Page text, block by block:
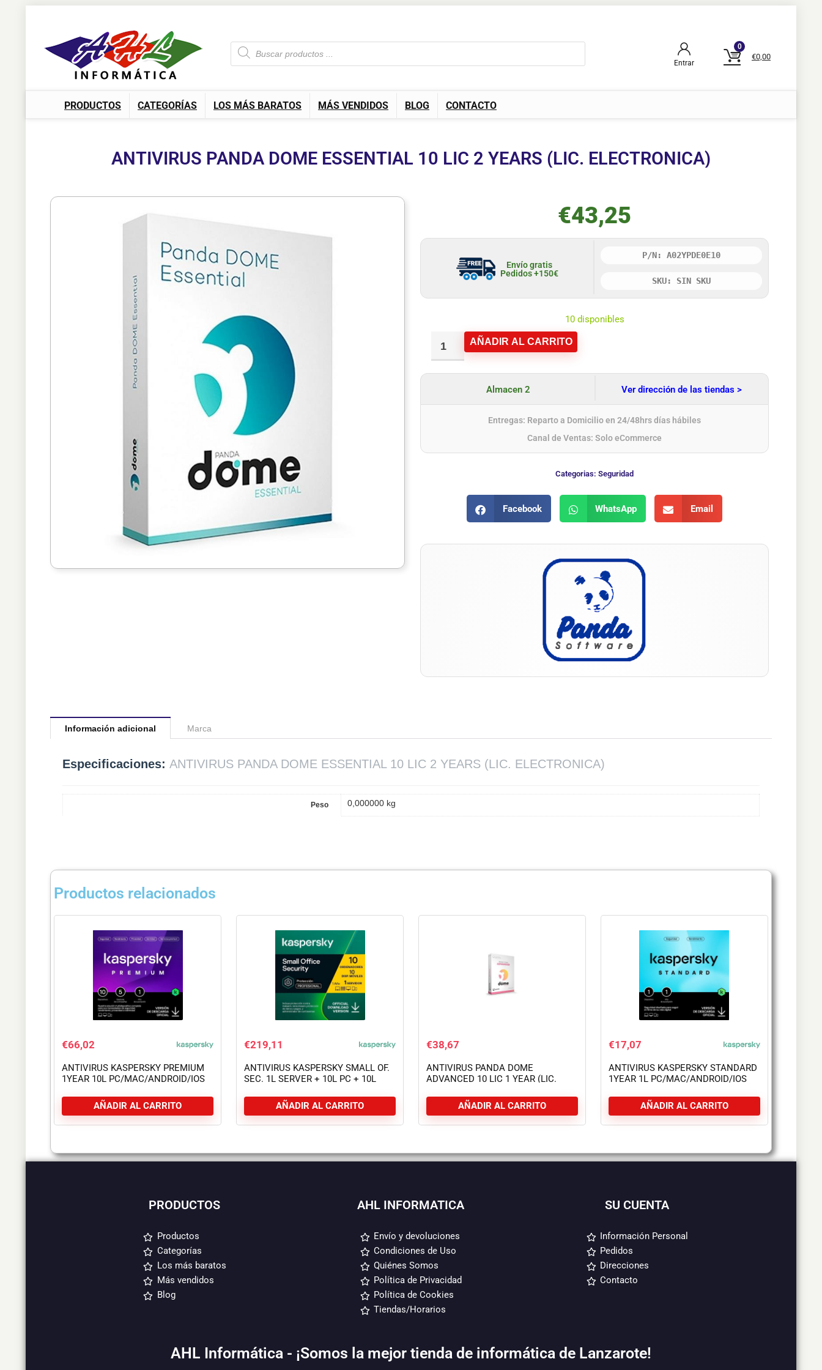
Entrar
0
€0,00
PRODUCTOS CATEGORÍAS LOS MÁS BARATOS MÁS VENDIDOS BLOG CONTACTO
ANTIVIRUS PANDA DOME ESSENTIAL 10 LIC 2 YEARS (LIC. ELECTRONICA)
€43,25
Envío gratis
Pedidos +150€
P/N: A02YPDE0E10
SKU: SIN SKU
10 disponibles
AÑADIR AL CARRITO
Almacen 2 Ver dirección de las tiendas >
Entregas: Reparto a Domicilio en 24/48hrs días hábiles
Canal de Ventas: Solo eCommerce
Categorias: Seguridad
Facebook WhatsApp Email
Información adicional Marca
Especificaciones: ANTIVIRUS PANDA DOME ESSENTIAL 10 LIC 2 YEARS (LIC. ELECTRONICA)
Peso 0,000000 kg
Productos relacionados
€66,02
ANTIVIRUS KASPERSKY PREMIUM
1YEAR 10L PC/MAC/ANDROID/IOS
AÑADIR AL CARRITO
€219,11
ANTIVIRUS KASPERSKY SMALL OF.
SEC. 1L SERVER + 10L PC + 10L
AÑADIR AL CARRITO
€38,67
ANTIVIRUS PANDA DOME
ADVANCED 10 LIC 1 YEAR (LIC.
AÑADIR AL CARRITO
€17,07
ANTIVIRUS KASPERSKY STANDARD
1YEAR 1L PC/MAC/ANDROID/IOS
AÑADIR AL CARRITO
PRODUCTOS
Productos
Categorías
Los más baratos
Más vendidos
Blog
AHL INFORMATICA
Envío y devoluciones
Condiciones de Uso
Quiénes Somos
Política de Privacidad
Política de Cookies
Tiendas/Horarios
SU CUENTA
Información Personal
Pedidos
Direcciones
Contacto
AHL Informática - ¡Somos la mejor tienda de informática de Lanzarote!